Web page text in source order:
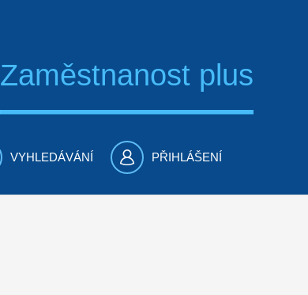
Zaměstnanost plus
VYHLEDÁVÁNÍ PŘIHLÁŠENÍ